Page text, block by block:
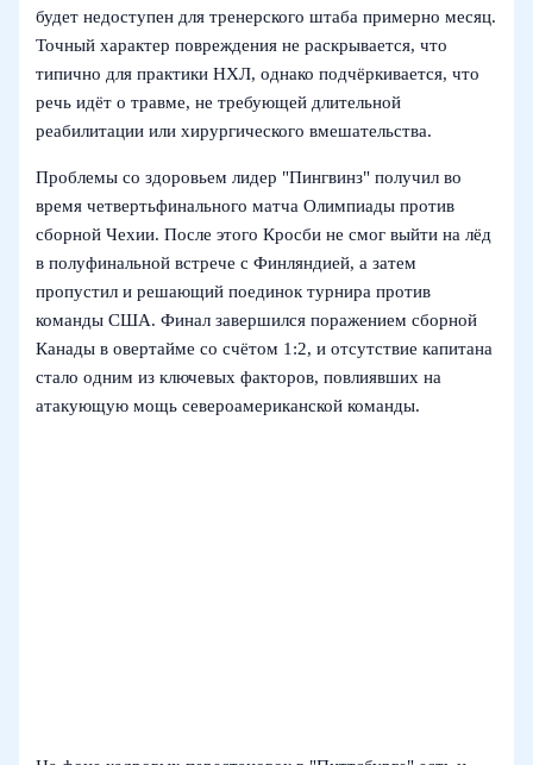
будет недоступен для тренерского штаба примерно месяц.
Точный характер повреждения не раскрывается, что
типично для практики НХЛ, однако подчёркивается, что
речь идёт о травме, не требующей длительной
реабилитации или хирургического вмешательства.
Проблемы со здоровьем лидер "Пингвинз" получил во
время четвертьфинального матча Олимпиады против
сборной Чехии. После этого Кросби не смог выйти на лёд
в полуфинальной встрече с Финляндией, а затем
пропустил и решающий поединок турнира против
команды США. Финал завершился поражением сборной
Канады в овертайме со счётом 1:2, и отсутствие капитана
стало одним из ключевых факторов, повлиявших на
атакующую мощь североамериканской команды.